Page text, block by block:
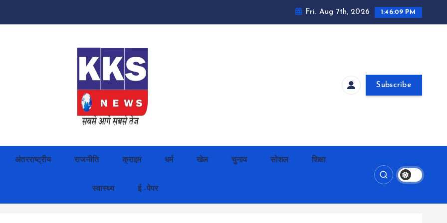
Fri. Aug 7th, 2026 1:46:10 PM
Subscribe
अंतरराष्ट्रीय राजनीति क्राइम धर्म खेल चुनाव सोशल शिक्षा
स्वास्थ्य ई -पेपर